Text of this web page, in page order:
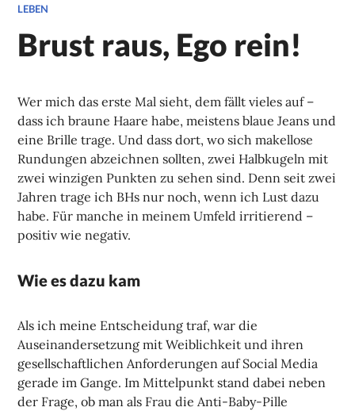
LEBEN
Brust raus, Ego rein!
Wer mich das erste Mal sieht, dem fällt vieles auf –
dass ich braune Haare habe, meistens blaue Jeans und
eine Brille trage. Und dass dort, wo sich makellose
Rundungen abzeichnen sollten, zwei Halbkugeln mit
zwei winzigen Punkten zu sehen sind. Denn seit zwei
Jahren trage ich BHs nur noch, wenn ich Lust dazu
habe. Für manche in meinem Umfeld irritierend –
positiv wie negativ.
Wie es dazu kam
Als ich meine Entscheidung traf, war die
Auseinandersetzung mit Weiblichkeit und ihren
gesellschaftlichen Anforderungen auf Social Media
gerade im Gange. Im Mittelpunkt stand dabei neben
der Frage, ob man als Frau die Anti-Baby-Pille